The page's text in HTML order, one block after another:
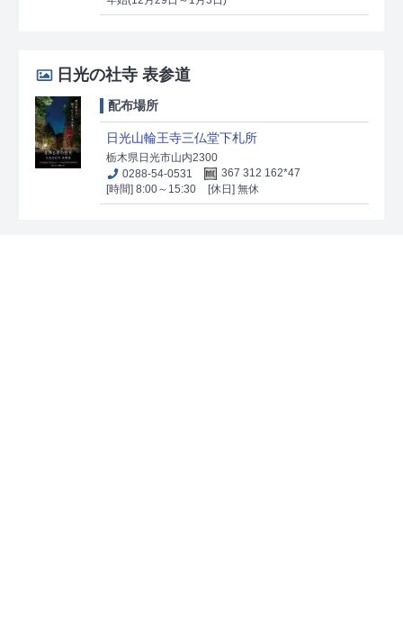
日光の社寺 表参道
配布場所
日光山輪王寺三仏堂下札所
栃木県日光市山内2300
0288-54-0531
367 312 162*47
[時間] 8:00～15:30
[休日] 無休